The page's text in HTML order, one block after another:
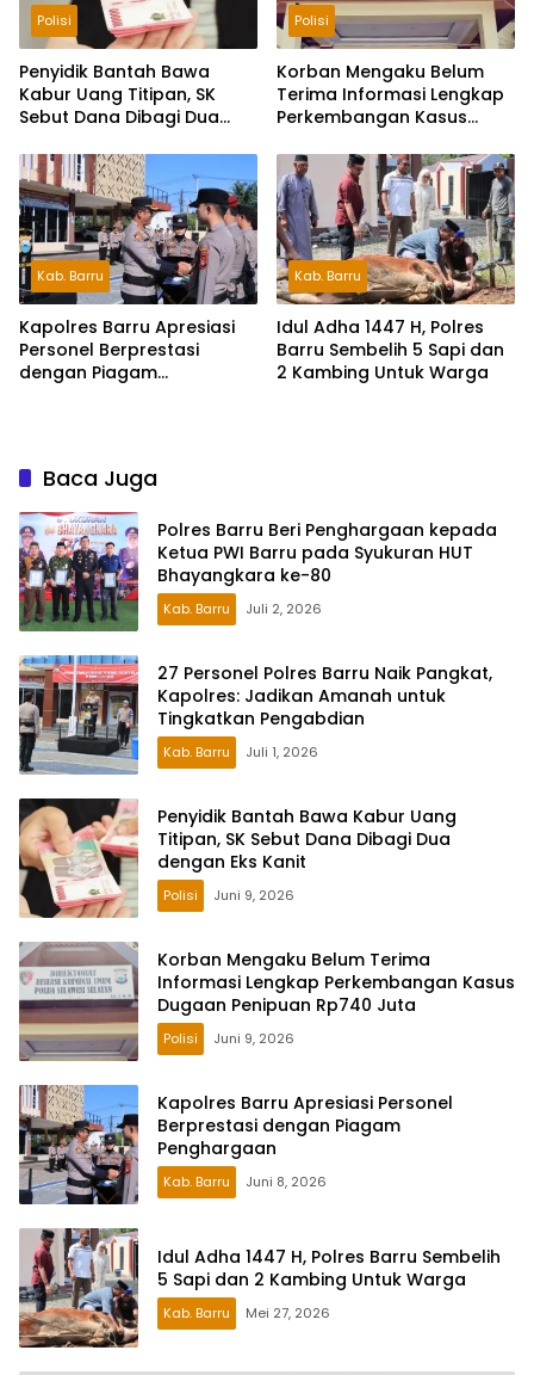
Polisi
Penyidik Bantah Bawa
Kabur Uang Titipan, SK
Sebut Dana Dibagi Dua
Polisi
Korban Mengaku Belum
Terima Informasi Lengkap
Perkembangan Kasus
Juta
Kab. Barru
Kapolres Barru Apresiasi
Personel Berprestasi
dengan Piagam
Kab. Barru
Idul Adha 1447 H, Polres
Barru Sembelih 5 Sapi dan
2 Kambing Untuk Warga
Baca Juga
Polres Barru Beri Penghargaan kepada
Ketua PWI Barru pada Syukuran HUT
Bhayangkara ke-80
Kab. Barru Juli 2, 2026
27 Personel Polres Barru Naik Pangkat,
Kapolres: Jadikan Amanah untuk
Tingkatkan Pengabdian
Kab. Barru Juli 1, 2026
Penyidik Bantah Bawa Kabur Uang
Titipan, SK Sebut Dana Dibagi Dua
dengan Eks Kanit
Polisi Juni 9, 2026
Korban Mengaku Belum Terima
Informasi Lengkap Perkembangan Kasus
Dugaan Penipuan Rp740 Juta
Polisi Juni 9, 2026
Kapolres Barru Apresiasi Personel
Berprestasi dengan Piagam
Penghargaan
Kab. Barru Juni 8, 2026
Idul Adha 1447 H, Polres Barru Sembelih
5 Sapi dan 2 Kambing Untuk Warga
Kab. Barru Mei 27, 2026